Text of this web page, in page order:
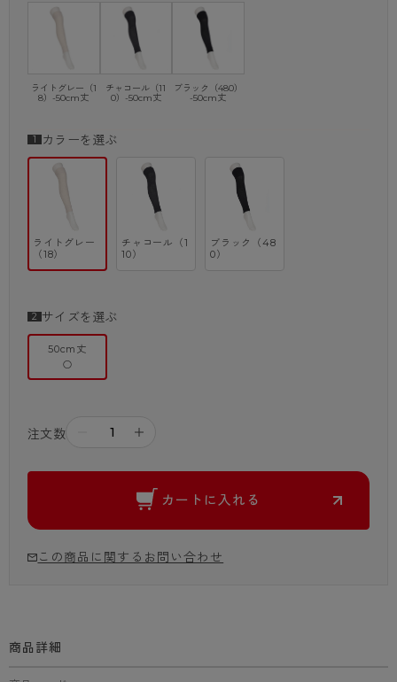
ライトグレー（1
8）-50cm丈
チャコール（11
0）-50cm丈
ブラック（480）
-50cm丈
カラーを選ぶ
ライトグレー
（18）
チャコール（1
10）
ブラック（48
0）
サイズを選ぶ
50cm丈
○
注文数 ＋
カートに入れる
この商品に関するお問い合わせ
商品詳細